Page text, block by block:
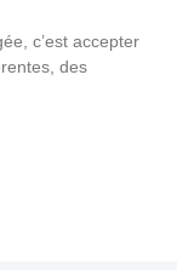
c’est accepter
des